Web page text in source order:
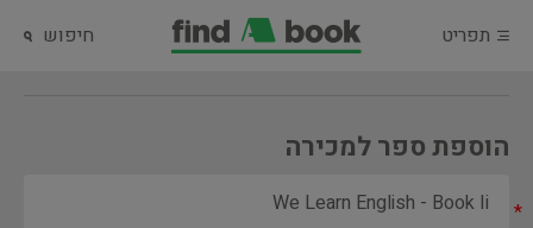
תפריט חיפוש
הוספת ספר למכירה
*